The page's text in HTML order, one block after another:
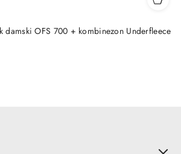
damski OFS 700 + kombinezon Underfleece